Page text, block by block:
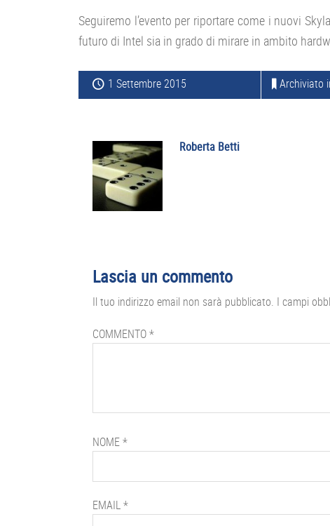
Seguiremo l’evento per riportare come i nuovi
futuro di Intel sia in grado di mirare in ambito
1 Settembre 2015 Archiviato
Roberta Betti
Interazioni
del
lettore
Lascia un commento
Il tuo indirizzo email non sarà pubblicato. I campi
COMMENTO*
NOME*
EMAIL*